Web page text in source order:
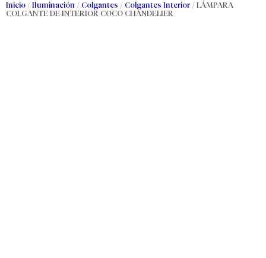
Inicio / Iluminación / Colgantes / Colgantes Interior / LÁMPARA
COLGANTE DE INTERIOR COCO CHANDELIER